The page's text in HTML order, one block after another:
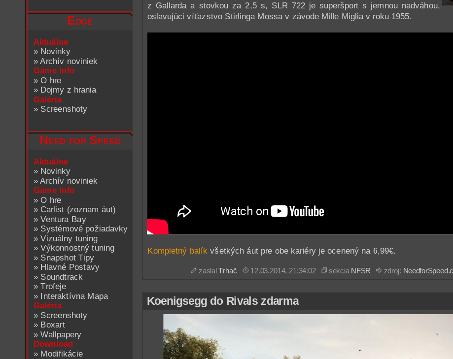
Edge
Aktuálne
» Novinky
»Archív noviniek
Game Info
»O hre
» Dojmy z hrania
Galéria
» Screenshoty
Need for Speed
Aktuálne
» Novinky
»Archív noviniek
Game Info
»O hre
» Carlist (zoznam áut)
»Ventura Bay
» Systémové požiadavky
»Vizuálny tuning
»Výkonnostný tuning
» Snapshot Tipy
» Hlavné Postavy
» Soundtrack
»Trofeje
» Interaktívna Mapa
Galéria
» Screenshoty
» Boxart
»Wallpapery
Download
» Modifikácie
z Gallarda a stovkou za 2,5 s, SLR 722 je superšport s jemnou nadváhou,
oslavujúci víťazstvo Stirlinga Mossa v závode Mille Miglia v roku 1955.
Kompletný balík všetkých áut pre obe kariéry je ocenený na 6,99€.
zaslalTrhač 12.03.2014, 21:34:02 sekcia NFSR zdroj:
Koenigsegg do Rivals zdarma